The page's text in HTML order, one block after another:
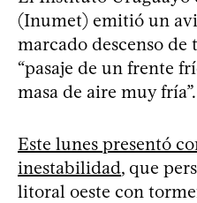
(Inumet) emitió un
marcado descenso de
“pasaje de un frente
masa de aire muy fría”.
Este lunes presentó
inestabilidad, que
litoral oeste con